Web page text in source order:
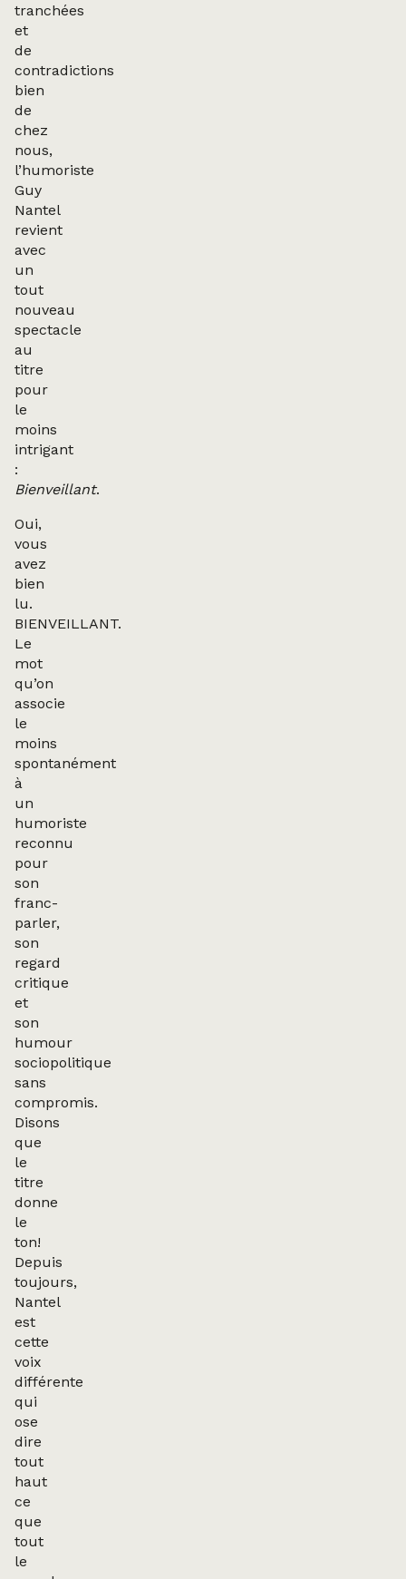
tranchées
et
de
contradictions
bien
de
chez
nous,
l’humoriste
Guy
Nantel
revient
avec
un
tout
nouveau
spectacle
au
titre
pour
le
moins
intrigant
:
Bienveillant.
Oui,
vous
avez
bien
lu.
BIENVEILLANT.
Le
mot
qu’on
associe
le
moins
spontanément
à
un
humoriste
reconnu
pour
son
franc-
parler,
son
regard
critique
et
son
humour
sociopolitique
sans
compromis.
Disons
que
le
titre
donne
le
ton!
Depuis
toujours,
Nantel
est
cette
voix
différente
qui
ose
dire
tout
haut
ce
que
tout
le